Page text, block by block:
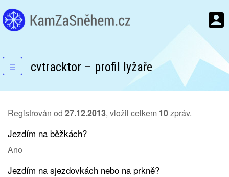
☰ cvtracktor – profil lyžaře
Registrován od 27.12.2013, vložil celkem 10zpráv.
Jezdím na běžkách?
Ano
Jezdím na sjezdovkách nebo na prkně?